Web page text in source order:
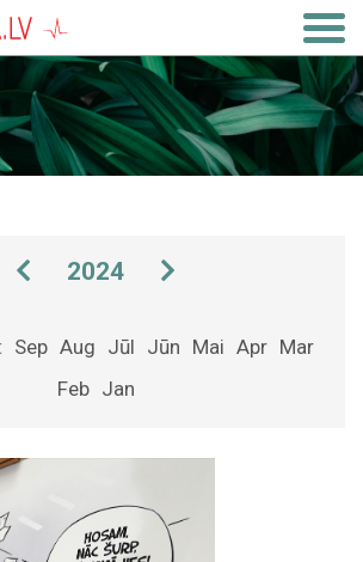
2024
Sep Aug Jūl Jūn Mai Apr Mar
Feb Jan